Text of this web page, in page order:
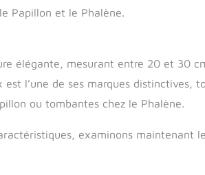
Papillon et le Phalène.
élégante, mesurant entre 20 et 30
est l’une de ses marques distinctives,
ou tombantes chez le Phalène.
examinons maintenant